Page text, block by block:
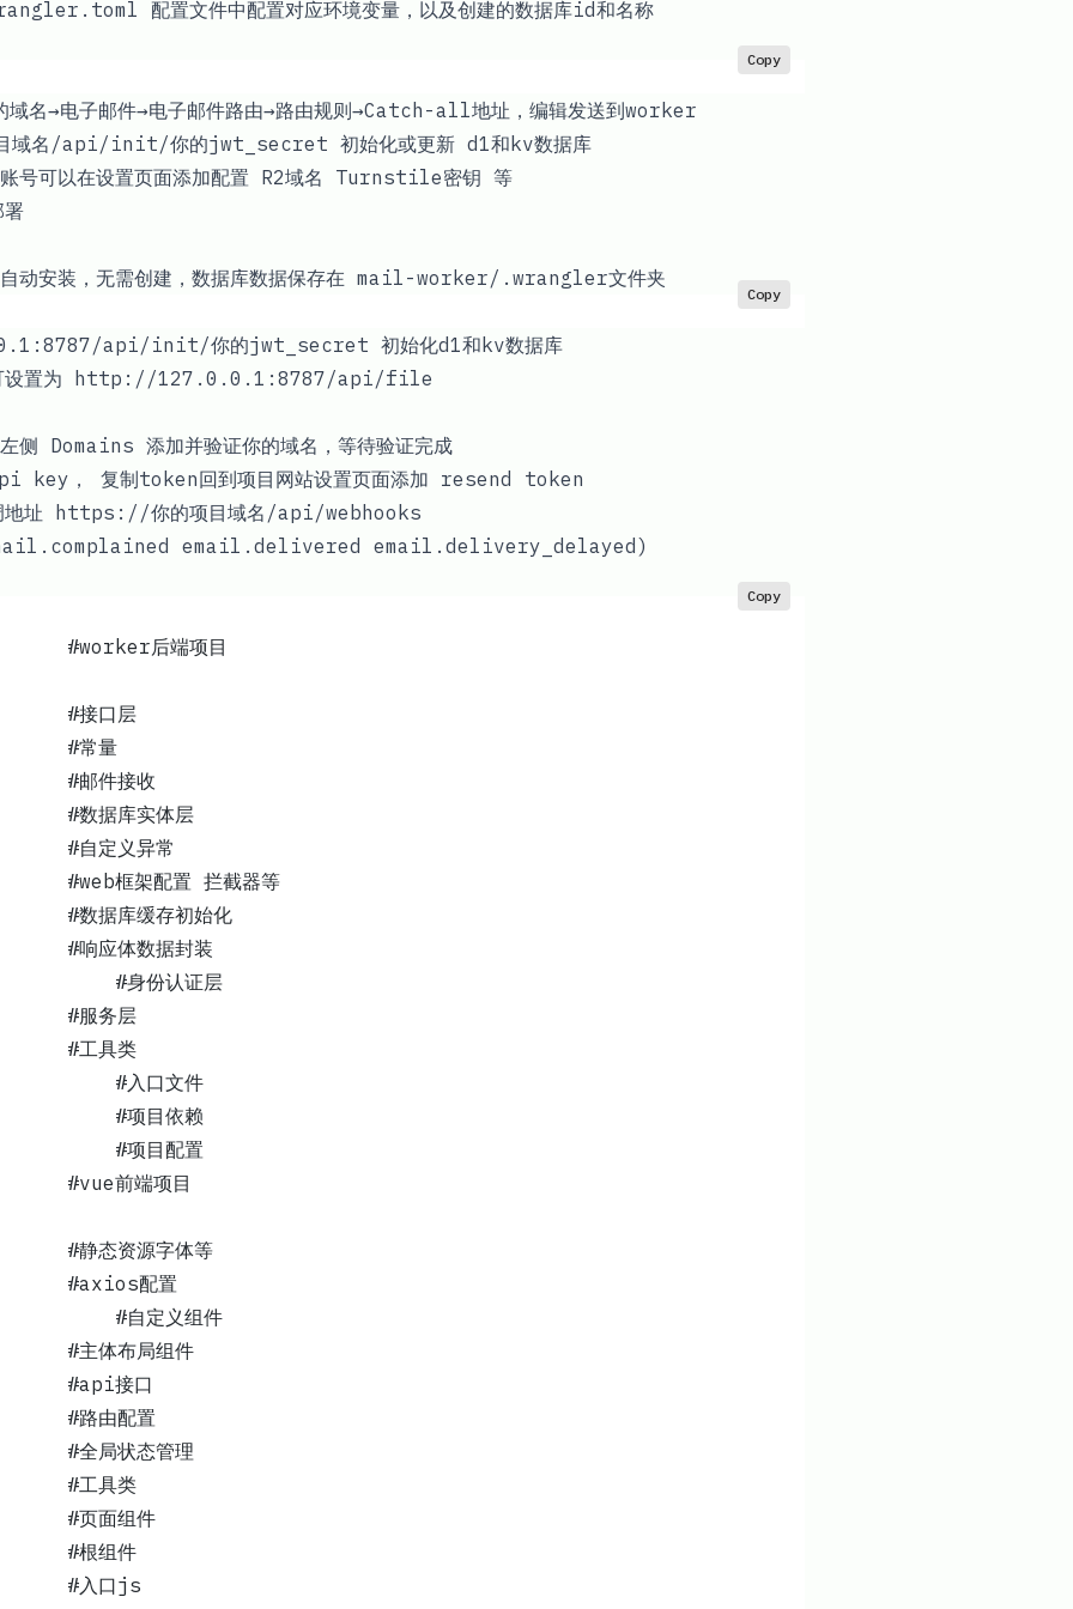
配置文件中配置对应环境变量，以及创建的数据库id和名称
Copy
名→电子邮件→电子邮件路由→路由规则→Catch-all地址，编辑发送到worker
域名/api/init/你的jwt_secret 初始化或更新 d1和kv数据库
账号可以在设置页面添加配置 R2域名 Turnstile密钥 等
自动安装，无需创建，数据库数据保存在 mail-worker/.wrangler文件夹
Copy
api/init/你的jwt_secret 初始化d1和kv数据库
置为
http://127.0.0.1:8787/api/file
侧 Domains 添加并验证你的域名，等待验证完成
key， 复制token回到项目网站设置页面添加 resend token
址
https://你的项目域名/api/webhooks
email.delivered email.delivery_delayed)
├── mail-worker				#worker后端项目
│   │   ├── const  			#常量
│   │   ├── email			#邮件接收
│   │   ├── entity			#数据库实体层
│   │   ├── error			#自定义异常
│   │   ├── hono			#web框架配置 拦截器等
│   │   ├── init			#数据库缓存初始化
│   │   ├── model			#响应体数据封装
│   │   ├── security			#身份认证层
│   │   ├── service			#服务层
│   │   ├── utils			#工具类
│   │   └── index.js			#入口文件
│   ├── pageckge.json			#项目依赖
│   └── wrangler.toml			#项目配置
└── mail-vue				#vue前端项目
    │   ├── assets			#静态资源字体等
    │   ├── axios 			#axios配置
    │   ├── components			#自定义组件
    │   ├── layout			#主体布局组件
    │   ├── request			#api接口
    │   ├── router			#路由配置
    │   ├── store			#全局状态管理
    │   ├── utils			#工具类
    │   ├── views			#页面组件
    │   ├── app.vue			#根组件
    │   ├── main.js			#入口js
Copy